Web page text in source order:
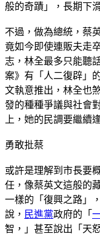
般的奇蹟」，長期下
不過，做為總統，蔡
竟如今即使連販夫走
志，林全最多只能聽
案》有「人二復辟」
文執意推出，林全也
發的種種爭議與社會
上，她的民調要繼續
勇敢批蔡
或許是理解到市長要
任，像蔡英文這般的
一樣的「復興之路」
說， 民進黨政府的「
智，」甚至說出「天